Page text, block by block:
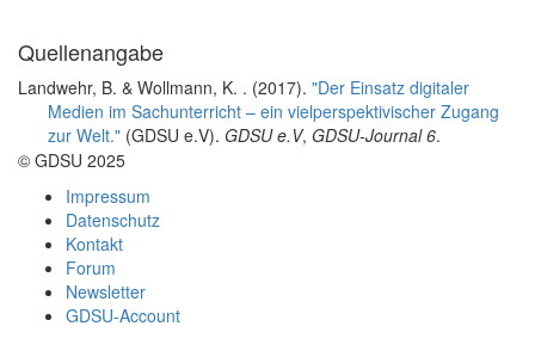
Quellenangabe
Landwehr, B. & Wollmann, K. . (2017). "Der Einsatz digitaler
Medien im Sachunterricht – ein vielperspektivischer Zugang
zur Welt." (GDSU e.V). GDSU e.V, GDSU-Journal 6.
© GDSU 2025
Impressum
Datenschutz
Kontakt
Forum
Newsletter
GDSU-Account